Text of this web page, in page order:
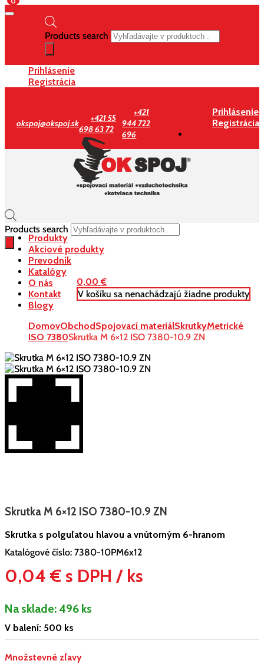
Products search
Prihlásenie
Registrácia
okspoj@okspoj.sk
+421 55
698 63 72
+421
944 722
696
Prihlásenie
Registrácia
Products search
0,00€
V košíku sa nenachádzajú žiadne produkty
Produkty
Akciové produkty
Prevodník
Katalógy
O nás
Kontakt
Blogy
DomovObchodSpojovací materiálSkrutkyMetrické
ISO 7380Skrutka M 6×12 ISO 7380-10.9 ZN
Skrutka M 6×12 ISO 7380-10.9 ZN
Skrutka s polguľatou hlavou a vnútorným 6-hranom
Katalógové číslo: 7380-10PM6x12
0,04 € s DPH / ks
Na sklade:496 ks
V balení: 500 ks
Množstevné zľavy